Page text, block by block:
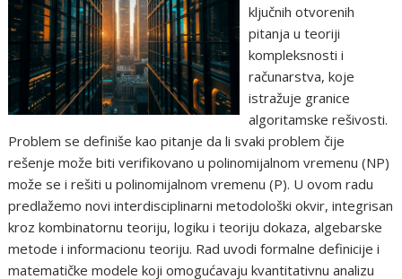
ključnih otvorenih
pitanja u teoriji
kompleksnosti i
računarstva, koje
istražuje granice
algoritamske rešivosti.
Problem se definiše kao pitanje da li svaki problem čije
rešenje može biti verifikovano u polinomijalnom vremenu (NP)
može se i rešiti u polinomijalnom vremenu (P). U ovom radu
predlažemo novi interdisciplinarni metodološki okvir, integrisan
kroz kombinatornu teoriju, logiku i teoriju dokaza, algebarske
metode i informacionu teoriju. Rad uvodi formalne definicije i
matematičke modele koji omogućavaju kvantitativnu analizu